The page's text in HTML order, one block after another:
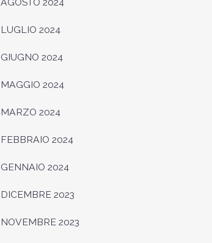
LUGLIO 2024
GIUGNO 2024
MAGGIO 2024
MARZO 2024
FEBBRAIO 2024
GENNAIO 2024
DICEMBRE 2023
NOVEMBRE 2023